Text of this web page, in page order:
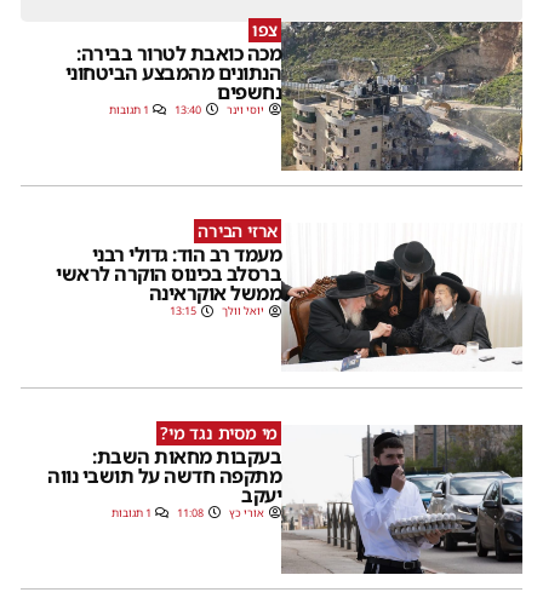
צפו
מכה כואבת לטרור בבירה:
הנתונים מהמבצע הביטחוני
נחשפים
יוסי וינר 13:40 1 תגובות
ארזי הבירה
מעמד רב הוד: גדולי רבני
ברסלב בכינוס הוקרה לראשי
ממשל אוקראינה
יואל וולך 13:15
מי מסית נגד מי?
בעקבות מחאות השבת:
מתקפה חדשה על תושבי נווה
יעקב
אורי כץ 11:08 1 תגובות